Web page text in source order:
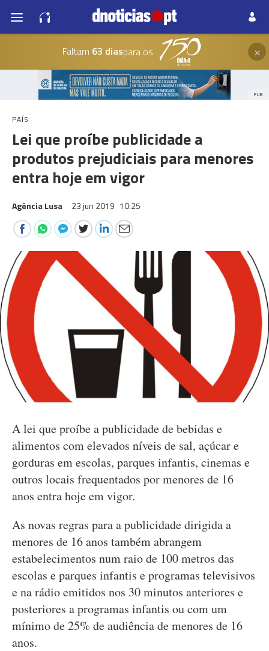
Faltam 63 diaspara os ×
PUB
PAÍS
Lei que proíbe publicidade a
produtos prejudiciais para menores
entra hoje em vigor
Agência Lusa 23 jun 2019 10:25
A lei que proíbe a publicidade de bebidas e
alimentos com elevados níveis de sal, açúcar e
gorduras em escolas, parques infantis, cinemas e
outros locais frequentados por menores de 16
anos entra hoje em vigor.
As novas regras para a publicidade dirigida a
menores de 16 anos também abrangem
estabelecimentos num raio de 100 metros das
escolas e parques infantis e programas televisivos
e na rádio emitidos nos 30 minutos anteriores e
posteriores a programas infantis ou com um
mínimo de 25% de audiência de menores de 16
anos.